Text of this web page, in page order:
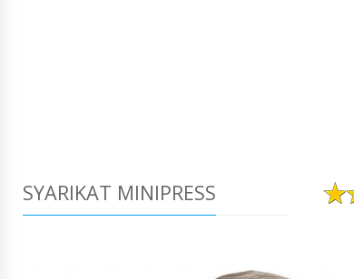
SYARIKAT MINIPRESS